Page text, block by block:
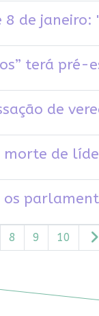
de janeiro:
terá pré-
de
morte de
8 9 10